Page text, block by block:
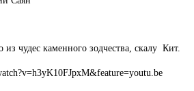
чудес каменного зодчества, скалу Кит.